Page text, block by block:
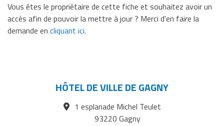
Vous êtes le propriétaire de cette fiche et souhaitez avoir un
accès afin de pouvoir la mettre à jour ? Merci d'en faire la
demande en cliquant ici.
HÔTEL DE VILLE DE GAGNY
1 esplanade Michel Teulet
93220 Gagny